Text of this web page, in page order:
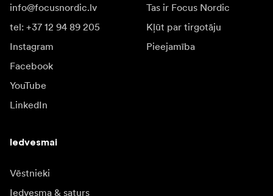
info@focusnordic.lv
tel: +37 12 94 89 205
Instagram
Facebook
YouTube
LinkedIn
Tas ir Focus Nordic
Kļūt par tirgotāju
Pieejamība
Iedvesmai
Vēstnieki
Iedvesma & saturs